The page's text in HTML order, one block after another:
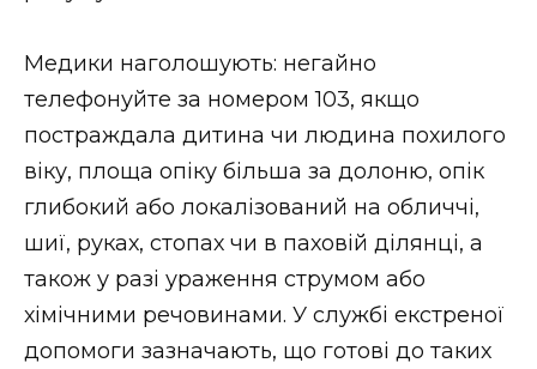
Медики наголошують: негайно
телефонуйте за номером 103, якщо
постраждала дитина чи людина похилого
віку, площа опіку більша за долоню, опік
глибокий або локалізований на обличчі,
шиї, руках, стопах чи в паховій ділянці, а
також у разі ураження струмом або
хімічними речовинами. У службі екстреної
допомоги зазначають, що готові до таких